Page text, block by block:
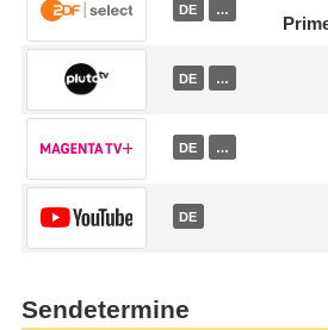
DE …
DE …
DE …
DE
Sendetermine